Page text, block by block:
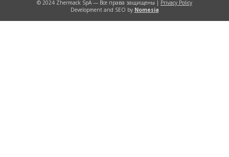
© 2024 Zhermack SpA — Все права за­щи­ще­ны | Privacy Policy
Development and SEO by Nomesia